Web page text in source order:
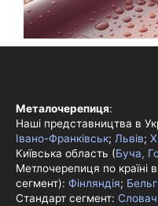
Металочерепиця:
Наші представництва в
Івано-Франківськ; Львів;
Київська область (Буча,
Метлочерепиця по країні
сегмент): Фінляндія;
Стандарт сегмент: